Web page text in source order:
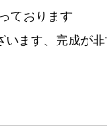
ております
います、完成が